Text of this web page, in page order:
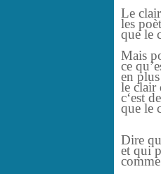
Le
les
que le
Mais
ce
en
le clair
c‘est
que le
Dire
et qui